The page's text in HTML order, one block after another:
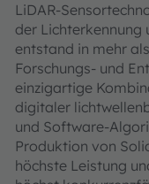
LiDAR-
der Lichterkennung
entstand in mehr
Forschungs- und
einzigartige
digitaler
und Software-
Produktion von
höchste Leistung